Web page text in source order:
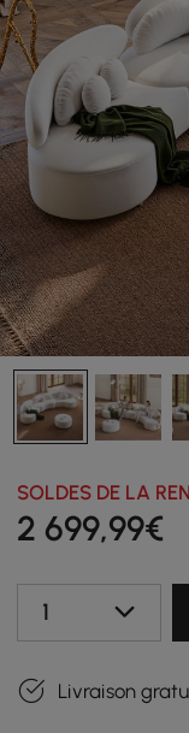
SOLDES DE LA
2 699,99€
1
Livraison